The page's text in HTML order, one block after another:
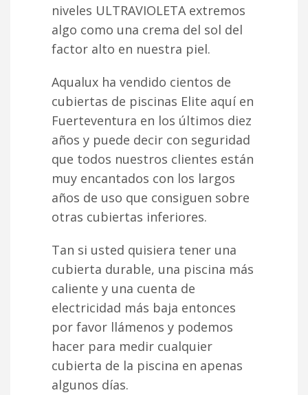
niveles ULTRAVIOLETA extremos
algo como una crema del sol del
factor alto en nuestra piel.
Aqualux ha vendido cientos de
cubiertas de piscinas Elite aquí en
Fuerteventura en los últimos diez
años y puede decir con seguridad
que todos nuestros clientes están
muy encantados con los largos
años de uso que consiguen sobre
otras cubiertas inferiores.
Tan si usted quisiera tener una
cubierta durable, una piscina más
caliente y una cuenta de
electricidad más baja entonces
por favor llámenos y podemos
hacer para medir cualquier
cubierta de la piscina en apenas
algunos días.